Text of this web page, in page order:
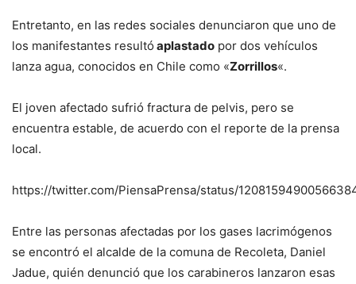
Entretanto, en las redes sociales denunciaron que uno de
los manifestantes resultó aplastado por dos vehículos
lanza agua, conocidos en Chile como «Zorrillos«.
El joven afectado sufrió fractura de pelvis, pero se
encuentra estable, de acuerdo con el reporte de la prensa
local.
https://twitter.com/PiensaPrensa/status/
Entre las personas afectadas por los gases lacrimógenos
se encontró el alcalde de la comuna de Recoleta, Daniel
Jadue, quién denunció que los carabineros lanzaron esas